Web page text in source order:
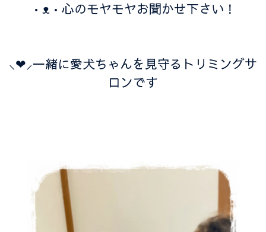
•ᴥ•心のモヤモヤお聞かせ下さい！
⸜❤︎⸝一緒に愛犬ちゃんを見守るトリミングサ
ロンです